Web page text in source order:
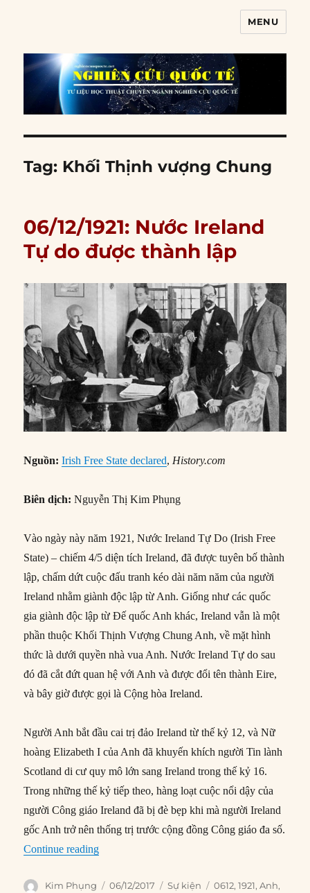
MENU
Tag: Khối Thịnh vượng Chung
06/12/1921: Nước Ireland
Tự do được thành lập
Nguồn: Irish Free State declared,History.com
Biên dịch: Nguyễn Thị Kim Phụng
Vào ngày này năm 1921, Nước Ireland Tự Do (Irish Free
State) – chiếm 4/5 diện tích Ireland, đã được tuyên bố thành
lập, chấm dứt cuộc đấu tranh kéo dài năm năm của người
Ireland nhằm giành độc lập từ Anh. Giống như các quốc
gia giành độc lập từ Đế quốc Anh khác, Ireland vẫn là một
phần thuộc Khối Thịnh Vượng Chung Anh, về mặt hình
thức là dưới quyền nhà vua Anh. Nước Ireland Tự do sau
đó đã cắt đứt quan hệ với Anh và được đổi tên thành Eire,
và bây giờ được gọi là Cộng hòa Ireland.
Người Anh bắt đầu cai trị đảo Ireland từ thế kỷ 12, và Nữ
hoàng Elizabeth I của Anh đã khuyến khích người Tin lành
Scotland di cư quy mô lớn sang Ireland trong thế kỷ 16.
Trong những thế kỷ tiếp theo, hàng loạt cuộc nổi dậy của
người Công giáo Ireland đã bị đè bẹp khi mà người Ireland
gốc Anh trở nên thống trị trước cộng đồng Công giáo đa số.
Continue reading“06/12/1921: Nước Ireland Tự do được thành
Author
Kim Phụng
Posted
06/12/2017 Categories
Sự kiện Tags
0612,1921,Anh,